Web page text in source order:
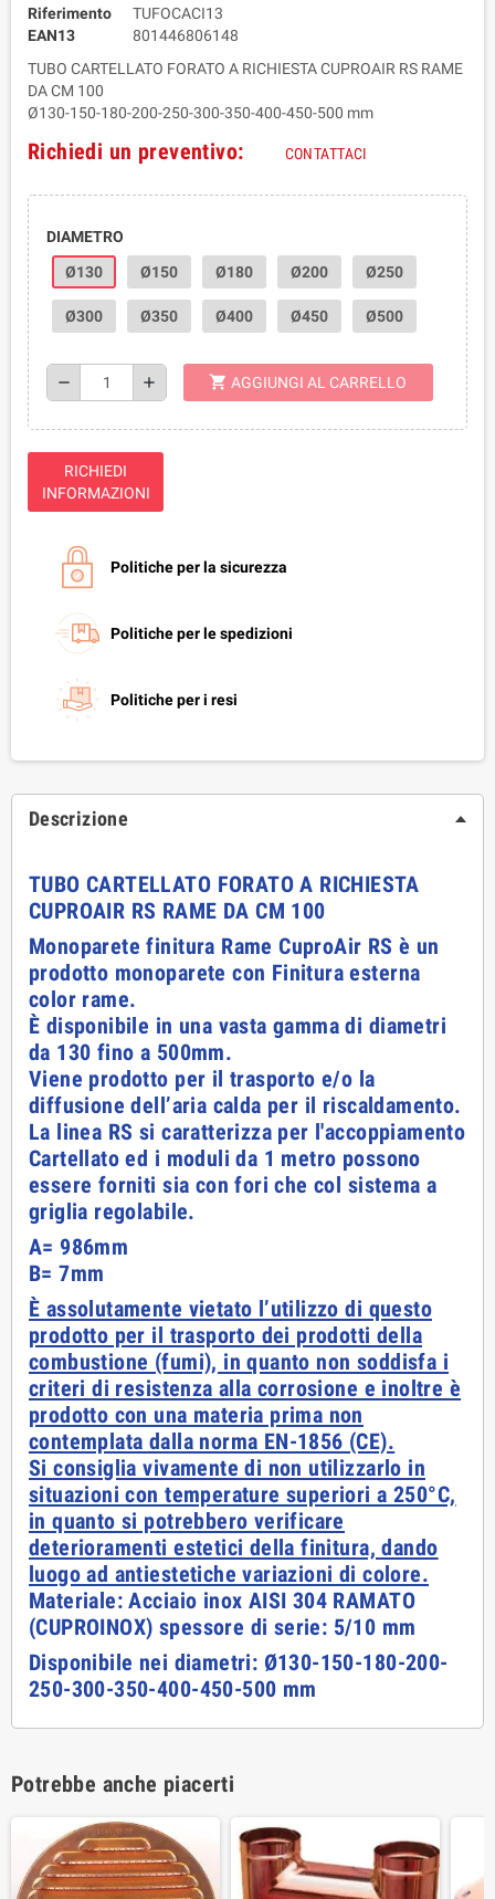
Riferimento
TUFOCACI13
EAN13
801446806148
TUBO CARTELLATO FORATO A RICHIESTA CUPROAIR RS RAME
DA CM 100
Ø130-150-180-200-250-300-350-400-450-500 mm
Richiedi un preventivo: CONTATTACI
DIAMETRO
Ø130
Ø150 Ø180 Ø200 Ø250
Ø300 Ø350 Ø400 Ø450 Ø500
remove add shopping_cart AGGIUNGI AL CARRELLO
RICHIEDI
INFORMAZIONI
Politiche per la sicurezza
Politiche per le spedizioni
Politiche per i resi
Descrizione
TUBO CARTELLATO FORATO A RICHIESTA
CUPROAIR RS RAME DA CM 100
Monoparete finitura Rame CuproAir RS è un
prodotto monoparete con Finitura esterna
color rame.
È disponibile in una vasta gamma di diametri
da 130 fino a 500mm.
Viene prodotto per il trasporto e/o la
diffusione dell’aria calda per il riscaldamento.
La linea RS si caratterizza per l'accoppiamento
Cartellato ed i moduli da 1 metro possono
essere forniti sia con fori che col sistema a
griglia regolabile.
A= 986mm
B= 7mm
È assolutamente vietato l’utilizzo di questo
prodotto per il trasporto dei prodotti della
combustione (fumi), in quanto non soddisfa i
criteri di resistenza alla corrosione e inoltre è
prodotto con una materia prima non
contemplata dalla norma EN-1856 (CE).
Si consiglia vivamente di non utilizzarlo in
situazioni con temperature superiori a 250°C,
in quanto si potrebbero verificare
deterioramenti estetici della finitura, dando
luogo ad antiestetiche variazioni di colore.
Materiale: Acciaio inox AISI 304 RAMATO
(CUPROINOX) spessore di serie: 5/10 mm
Disponibile nei diametri: Ø130-150-180-200-
250-300-350-400-450-500 mm
Potrebbe anche piacerti